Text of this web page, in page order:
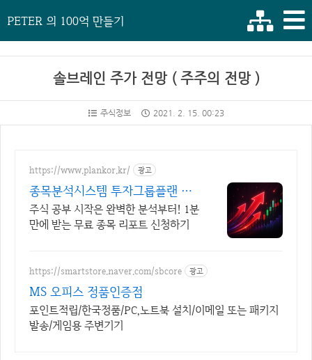
PETER 의 100억 만들기
솔브레인 주가 전망 ( 주주의 전망 )
주식정보 2021. 2. 15. 00:23
https://www.plankor.kr/ 광고
종목분석시스템 투자그룹플랜 가
입즉시 무료리포트 100%
주식 공부 시작은 완벽한 분석부터! 1분
만에 받는 무료 종목 리포트 신청하기
https://smartstore.naver.com/sbcore 광고
MS 오피스 정품인증점
포인트적립/한국정품/PC,노트북 설치/이메일 또는 패키지
발송/게임용 주변기기